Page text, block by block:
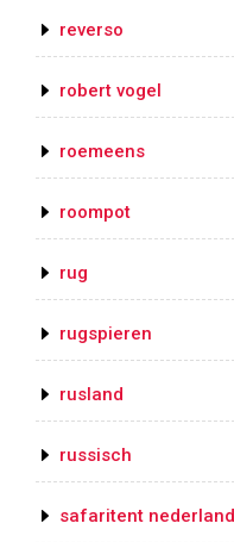
reverso
robert vogel
roemeens
roompot
rug
rugspieren
rusland
russisch
safaritent nederland